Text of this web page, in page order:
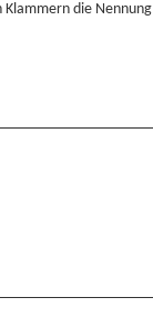
Klammern die Nennung